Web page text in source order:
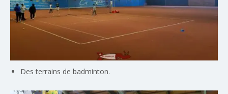
Des terrains de badminton.